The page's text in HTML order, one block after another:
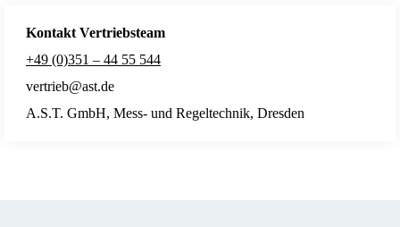
Kontakt Vertriebsteam
+49 (0)351 – 44 55 544
vertrieb@ast.de
A.S.T. GmbH, Mess- und Regeltechnik, Dresden